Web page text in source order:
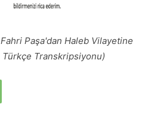
Paşa'dan Haleb Vilayetine
Transkripsiyonu)